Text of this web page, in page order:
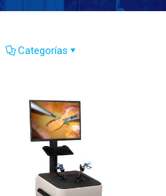
Categorías
Express